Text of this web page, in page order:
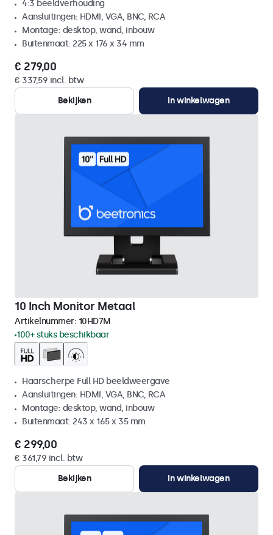
4:3 beeldverhouding
Aansluitingen: HDMI, VGA, BNC, RCA
Montage: desktop, wand, inbouw
Buitenmaat: 225 x 176 x 34 mm
€ 279,00
€ 337,59 incl. btw
Bekijken
In winkelwagen
10 Inch Monitor Metaal
Artikelnummer: 10HD7M
100+ stuks beschikbaar
Haarscherpe Full HD beeldweergave
Aansluitingen: HDMI, VGA, BNC, RCA
Montage: desktop, wand, inbouw
Buitenmaat: 243 x 165 x 35 mm
€ 299,00
€ 361,79 incl. btw
Bekijken
In winkelwagen